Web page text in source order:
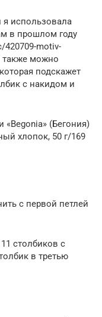
я использовала
в прошлом году
420709-motiv-
также можно
подскажет
с накидом и
(Бегония)
хлопок, 50 г/169
с первой петлей
столбиков с
в третью